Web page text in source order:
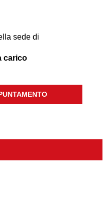
sede di
carico